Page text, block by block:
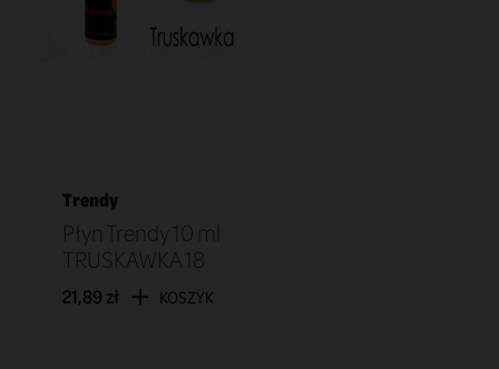
Trendy
Płyn Trendy 10 ml
TRUSKAWKA 18
21,89 zł KOSZYK